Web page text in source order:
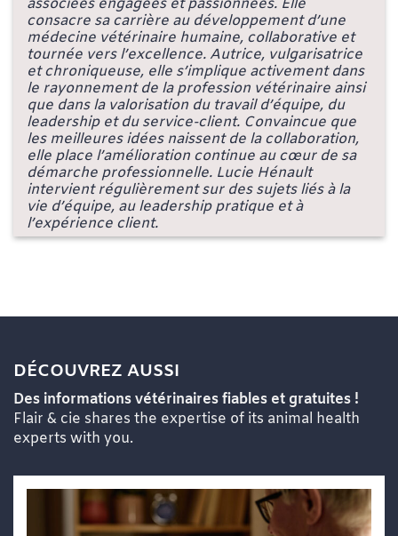
associées engagées et passionnées. Elle
consacre sa carrière au développement d’une
médecine vétérinaire humaine, collaborative et
tournée vers l’excellence. Autrice, vulgarisatrice
et chroniqueuse, elle s’implique activement dans
le rayonnement de la profession vétérinaire ainsi
que dans la valorisation du travail d’équipe, du
leadership et du service-client. Convaincue que
les meilleures idées naissent de la collaboration,
elle place l’amélioration continue au cœur de sa
démarche professionnelle. Lucie Hénault
intervient régulièrement sur des sujets liés à la
vie d’équipe, au leadership pratique et à
l’expérience client.
DÉCOUVREZ AUSSI
Des informations vétérinaires fiables et gratuites !
Flair & cie shares the expertise of its animal health
experts with you.